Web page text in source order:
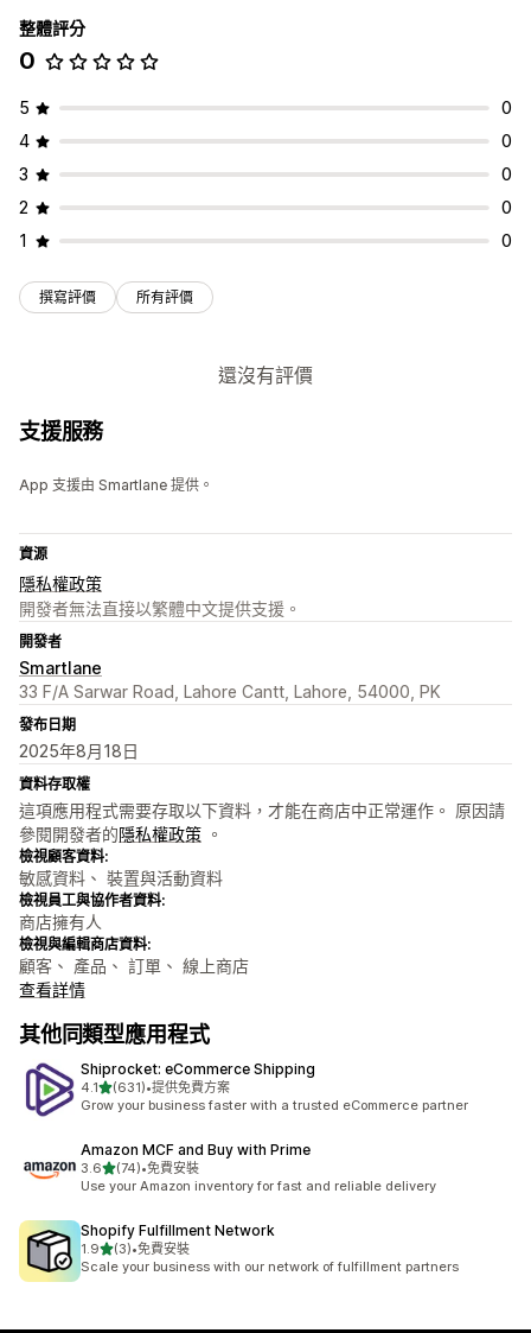
整體評分
0
5
0
4
0
3
0
2
0
1
0
撰寫評價 所有評價
還沒有評價
支援服務
App 支援由 Smartlane 提供。
資源
隱私權政策
開發者無法直接以繁體中文提供支援。
開發者
Smartlane
33 F/A Sarwar Road, Lahore Cantt, Lahore, 54000, PK
發布日期
2025年8月18日
資料存取權
這項應用程式需要存取以下資料，才能在商店中正常運作。 原因請
參閱開發者的隱私權政策 。
檢視顧客資料:
敏感資料、 裝置與活動資料
檢視員工與協作者資料:
商店擁有人
檢視與編輯商店資料:
顧客、 產品、 訂單、 線上商店
查看詳情
其他同類型應用程式
Shiprocket: eCommerce Shipping
4.1滿分 5 顆星
(631)
共有 631 則評價
•提供免費方案
Grow your business faster with a trusted eCommerce partner
Amazon MCF and Buy with Prime
3.6滿分 5 顆星
(74)
共有 74 則評價
•免費安裝
Use your Amazon inventory for fast and reliable delivery
Shopify Fulfillment Network
1.9滿分 5 顆星
(3)
共有 3 則評價
•免費安裝
Scale your business with our network of fulfillment partners